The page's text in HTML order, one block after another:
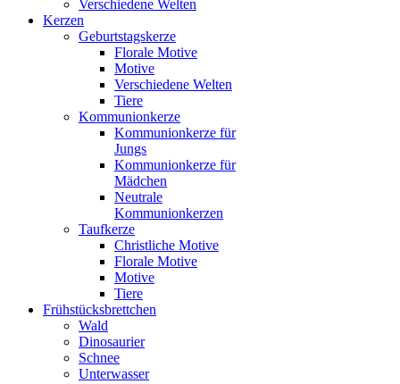
Verschiedene Welten
Kerzen
Geburtstagskerze
Florale Motive
Motive
Verschiedene Welten
Tiere
Kommunionkerze
Kommunionkerze für
Jungs
Kommunionkerze für
Mädchen
Neutrale
Kommunionkerzen
Taufkerze
Christliche Motive
Florale Motive
Motive
Tiere
Frühstücksbrettchen
Wald
Dinosaurier
Schnee
Unterwasser